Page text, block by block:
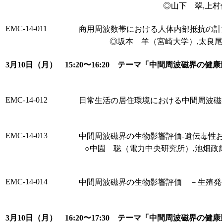
◎山下 翠,上村
EMC-14-011
商用周波数帯における人体内部抵抗の
◎坂本 羊（宮崎大学）,太良尾
3月10日（月） 15:20〜16:20 テーマ「中間周波磁界の健康
EMC-14-012 日常生活の居住環境における中間周波
EMC-14-013
中間周波磁界の生物影響評価-遺伝毒性
○中園 聡（電力中央研究所）,池畑
EMC-14-014 中間周波磁界の生物影響評価 －生殖
3月10日（月） 16:20〜17:30 テーマ「中間周波磁界の健康